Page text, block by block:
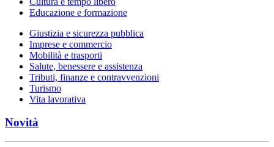
Educazione e formazione
Giustizia e sicurezza pubblica
Imprese e commercio
Mobilità e trasporti
Salute, benessere e assistenza
Tributi, finanze e contravvenzioni
Turismo
Vita lavorativa
Novità